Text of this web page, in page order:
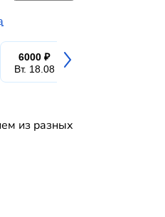
6000 ₽
Вт. 18.08
из разных